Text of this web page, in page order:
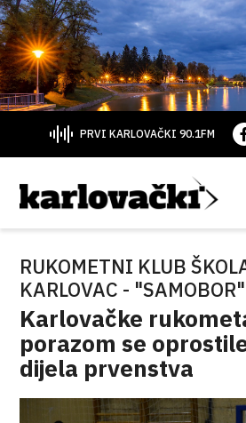
PRVI KARLOVAČKI 90.1FM
RUKOMETNI KLUB
KARLOVAC -
Karlovačke
porazom se
dijela prvenstva